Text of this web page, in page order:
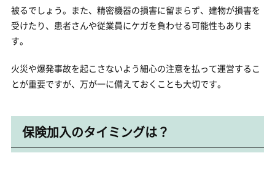
被るでしょう。また、精密機器の損害に留まらず、建物が損害を
受けたり、患者さんや従業員にケガを負わせる可能性もありま
す。
火災や爆発事故を起こさないよう細心の注意を払って運営するこ
とが重要ですが、万が一に備えておくことも大切です。
保険加入のタイミングは？